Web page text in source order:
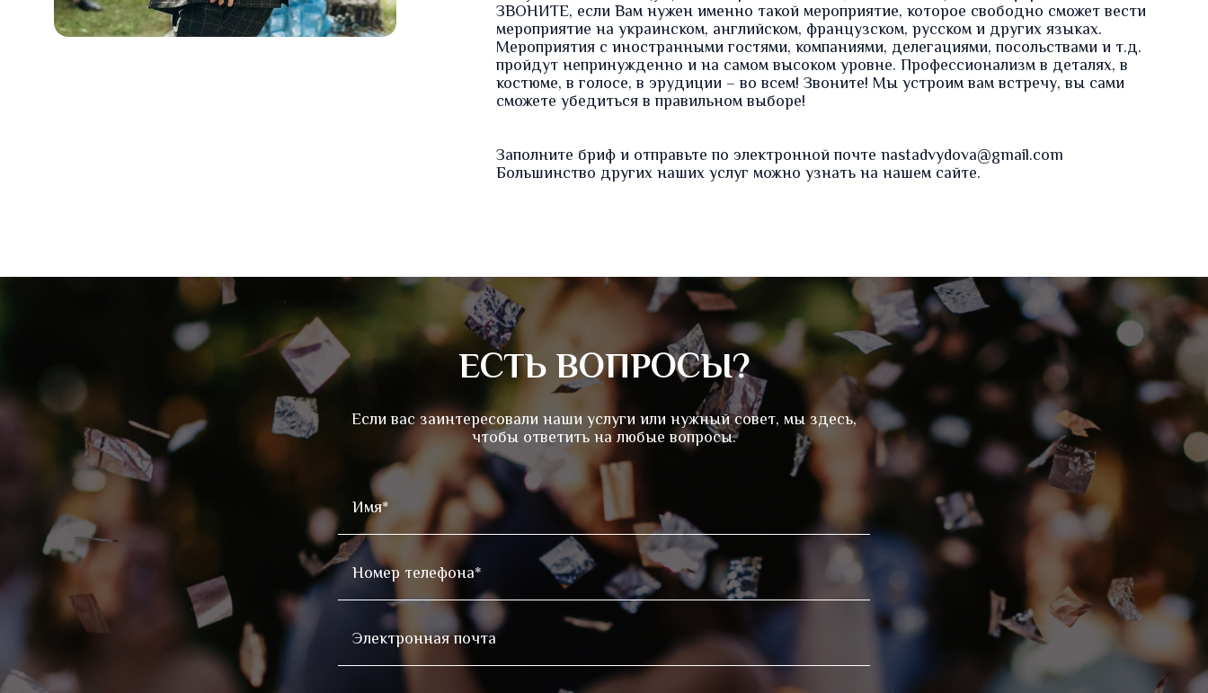
ЗВОНИТЕ, если Вам нужен именно такой мероприятие, которое свободно сможет вести
мероприятие на украинском, английском, французском, русском и других языках.
Мероприятия с иностранными гостями, компаниями, делегациями, посольствами и т.д.
пройдут непринужденно и на самом высоком уровне. Профессионализм в деталях, в
костюме, в голосе, в эрудиции – во всем! Звоните! Мы устроим вам встречу, вы сами
сможете убедиться в правильном выборе!
Заполните брифи отправьте по электронной почте nastadvydova@gmail.com
Большинство других наших услуг можно узнать на нашем сайте.
ЕСТЬ ВОПРОСЫ?
Если вас заинтересовали наши услуги или нужный совет, мы здесь,
чтобы ответить на любые вопросы.